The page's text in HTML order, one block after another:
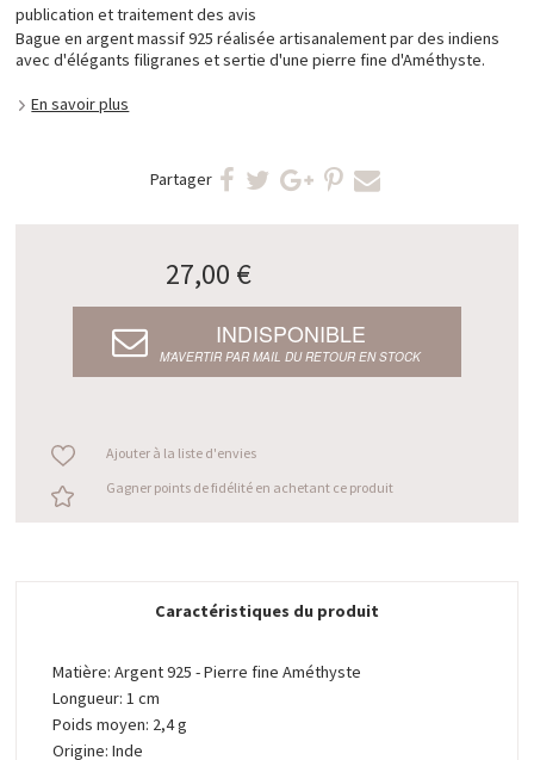
publication et traitement des avis
Bague en argent massif 925 réalisée artisanalement par des indiens
avec d'élégants filigranes et sertie d'une pierre fine d'Améthyste.
En savoir plus
Partager
27,00 €
INDISPONIBLE
M’AVERTIR PAR MAIL DU RETOUR EN STOCK
Ajouter à la liste d'envies
Gagner points de fidélité en achetant ce produit
Caractéristiques du produit
Matière: Argent 925 - Pierre fine Améthyste
Longueur: 1 cm
Poids moyen: 2,4 g
Origine: Inde